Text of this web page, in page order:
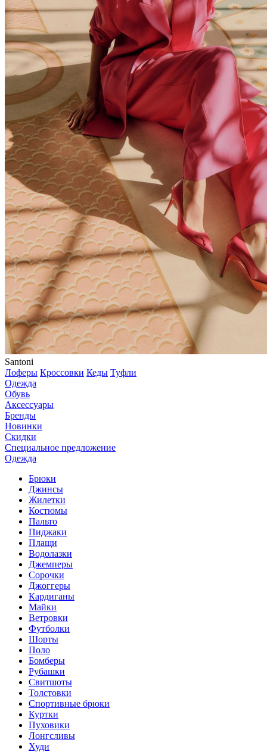
Santoni
Лоферы Кроссовки Кеды Туфли
Одежда
Обувь
Аксессуары
Бренды
Новинки
Скидки
Специальное предложение
Одежда
Брюки
Джинсы
Жилетки
Костюмы
Пальто
Пиджаки
Плащи
Водолазки
Джемперы
Сорочки
Джоггеры
Кардиганы
Майки
Ветровки
Футболки
Шорты
Поло
Бомберы
Рубашки
Свитшоты
Толстовки
Спортивные брюки
Куртки
Пуховики
Лонгсливы
Худи